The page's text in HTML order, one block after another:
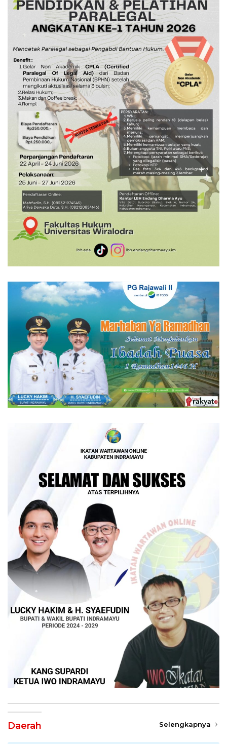
Daerah Selengkapnya